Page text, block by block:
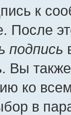
к
После
подпись
Вы
ко
в